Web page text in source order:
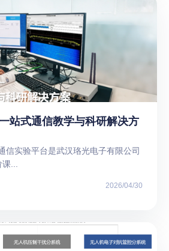
站式通信教学与科研解决方
信实验平台是武汉珞光电子有限公司
...
2026/04/30